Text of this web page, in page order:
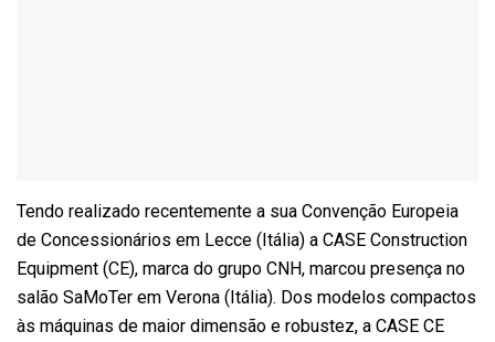
Tendo realizado recentemente a sua Convenção Europeia
de Concessionários em Lecce (Itália) a CASE Construction
Equipment (CE), marca do grupo CNH, marcou presença no
salão SaMoTer em Verona (Itália). Dos modelos compactos
às máquinas de maior dimensão e robustez, a CASE CE